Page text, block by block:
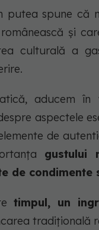
putea spune că
și
culturală a
aducem
aspectele
de
gustului
de
timpul, un
tradițională